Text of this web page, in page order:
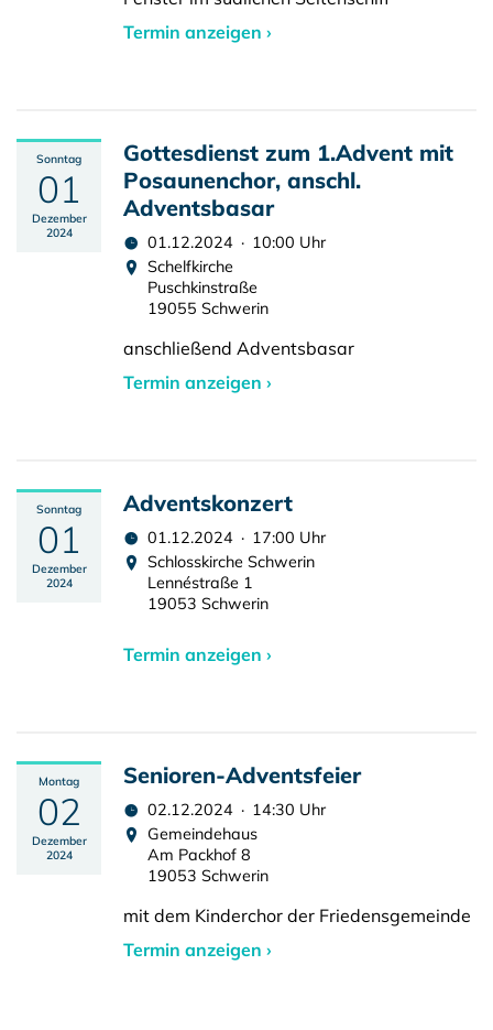
Termin anzeigen ›
Sonntag
01
Dezember
2024
Gottesdienst zum 1.Advent mit
Posaunenchor, anschl.
Adventsbasar
01.12.2024 · 10:00 Uhr
Schelfkirche
Puschkinstraße
19055 Schwerin
anschließend Adventsbasar
Termin anzeigen ›
Sonntag
01
Dezember
2024
Adventskonzert
01.12.2024 · 17:00 Uhr
Schlosskirche Schwerin
Lennéstraße 1
19053 Schwerin
Termin anzeigen ›
Montag
02
Dezember
2024
Senioren-Adventsfeier
02.12.2024 · 14:30 Uhr
Gemeindehaus
Am Packhof 8
19053 Schwerin
mit dem Kinderchor der Friedensgemeinde
Termin anzeigen ›